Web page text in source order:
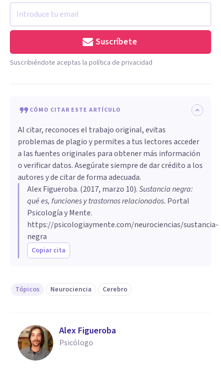
Suscríbete
Suscribiéndote aceptas la política de privacidad
CÓMO CITAR ESTE ARTÍCULO
Al citar, reconoces el trabajo original, evitas
problemas de plagio y permites a tus lectores acceder
a las fuentes originales para obtener más información
o verificar datos. Asegúrate siempre de dar crédito a los
autores y de citar de forma adecuada.
Alex Figueroba. (2017, marzo 10).Sustancia negra:
qué es, funciones y trastornos relacionados. Portal
Psicología y Mente.
https://psicologiaymente.com/neurociencias/sustancia-
negra
Copiar cita
Tópicos Neurociencia Cerebro
Alex Figueroba
Psicólogo